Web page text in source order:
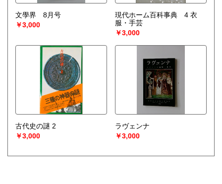
文學界 8月号
￥3,000
現代ホーム百科事典 4 衣
服・手芸
￥3,000
古代史の謎 2
￥3,000
ラヴェンナ
￥3,000